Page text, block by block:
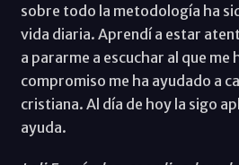
sobre todo la metodología ha
vida diaria. Aprendí a estar
a pararme a escuchar al que me
compromiso me ha ayudado a
cristiana. Al día de hoy la sigo
ayuda.